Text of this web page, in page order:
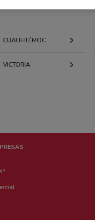
CUAUHTÉMOC
VICTORIA